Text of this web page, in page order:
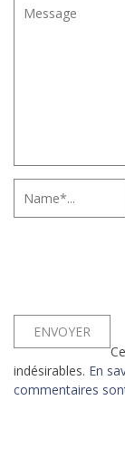
indésirables. En
commentaires